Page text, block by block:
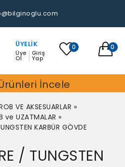
ÜYELIK
Üye
Ol
Giriş
Yap
0 0
İncele
VE AKSESUARLAR »
ve UZATMALAR »
KARBÜR GÖVDE
/ TUNGSTEN